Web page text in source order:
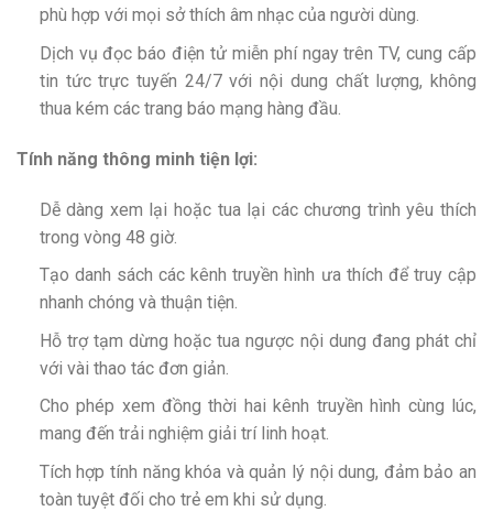
phù hợp với mọi sở thích âm nhạc của người dùng.
Dịch vụ đọc báo điện tử miễn phí ngay trên TV, cung cấp
tin tức trực tuyến 24/7 với nội dung chất lượng, không
thua kém các trang báo mạng hàng đầu.
Tính năng thông minh tiện lợi:
Dễ dàng xem lại hoặc tua lại các chương trình yêu thích
trong vòng 48 giờ.
Tạo danh sách các kênh truyền hình ưa thích để truy cập
nhanh chóng và thuận tiện.
Hỗ trợ tạm dừng hoặc tua ngược nội dung đang phát chỉ
với vài thao tác đơn giản.
Cho phép xem đồng thời hai kênh truyền hình cùng lúc,
mang đến trải nghiệm giải trí linh hoạt.
Tích hợp tính năng khóa và quản lý nội dung, đảm bảo an
toàn tuyệt đối cho trẻ em khi sử dụng.